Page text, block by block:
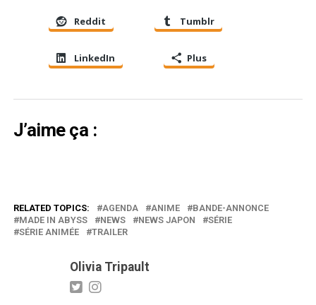
Reddit Tumblr
LinkedIn Plus
J’aime ça :
RELATED TOPICS: AGENDA ANIME
BANDE-ANNONCE
MADE IN ABYSS
NEWS NEWS JAPON
SÉRIE
SÉRIE ANIMÉE
TRAILER
Olivia Tripault